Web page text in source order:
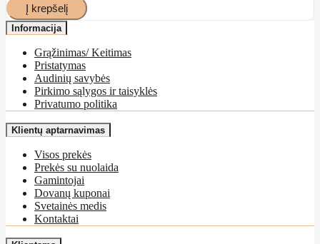
Informacija
Grąžinimas/ Keitimas
Pristatymas
Audinių savybės
Pirkimo sąlygos ir taisyklės
Privatumo politika
Klientų aptarnavimas
Visos prekės
Prekės su nuolaida
Gamintojai
Dovanų kuponai
Svetainės medis
Kontaktai